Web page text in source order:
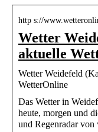
http s://
Wetter
aktuelle
Wetter Weidefeld
WetterOnline
Das Wetter in
heute, morgen und
und Regenradar von